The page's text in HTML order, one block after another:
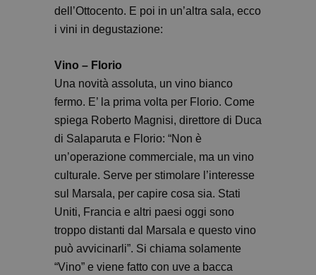
dell’Ottocento. E poi in un’altra sala, ecco
i vini in degustazione:
Vino – Florio
Una novità assoluta, un vino bianco
fermo. E’ la prima volta per Florio. Come
spiega Roberto Magnisi, direttore di Duca
di Salaparuta e Florio: “Non è
un’operazione commerciale, ma un vino
culturale. Serve per stimolare l’interesse
sul Marsala, per capire cosa sia. Stati
Uniti, Francia e altri paesi oggi sono
troppo distanti dal Marsala e questo vino
può avvicinarli”. Si chiama solamente
“Vino” e viene fatto con uve a bacca